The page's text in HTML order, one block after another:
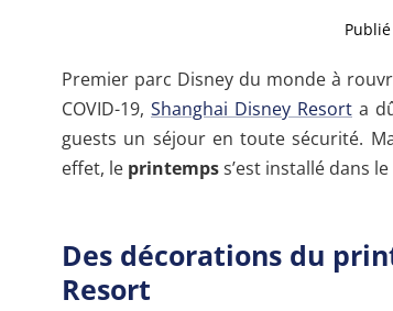
Premier parc Disney du monde à
COVID-19, Shanghai Disney Resort a
guests un séjour en toute sécurité.
effet, le printempss’est installé dans
Des décorations du
Resort